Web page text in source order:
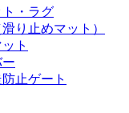
・ラグ
り止めマット）
ト
止ゲート